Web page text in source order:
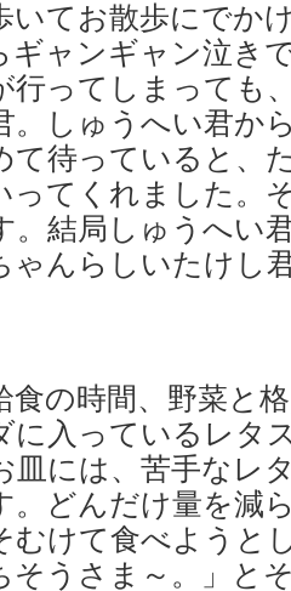
いてお散歩にでか
ギャンギャン泣き
行ってしまっても
。しゅうへい君か
て待っていると、
ってくれました。
。結局しゅうへい
ゃんらしいたけし
食の時間、野菜と
に入っているレタ
皿には、苦手なレ
。どんだけ量を減
むけて食べようと
そうさま～。」と